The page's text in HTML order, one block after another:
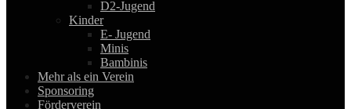
D2-Jugend
Kinder
E- Jugend
Minis
Bambinis
Mehr als ein Verein
Sponsoring
Förderverein